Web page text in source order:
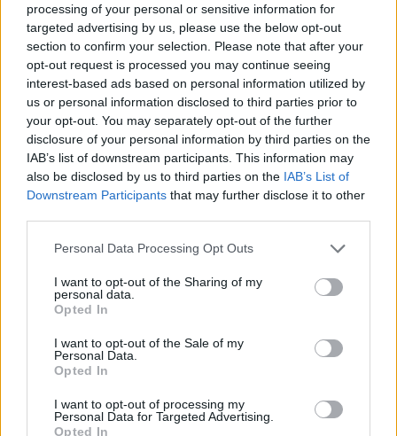
processing of your personal or sensitive information for
targeted advertising by us, please use the below opt-out
section to confirm your selection. Please note that after your
opt-out request is processed you may continue seeing
interest-based ads based on personal information utilized by
us or personal information disclosed to third parties prior to
your opt-out. You may separately opt-out of the further
disclosure of your personal information by third parties on the
IAB’s list of downstream participants. This information may
also be disclosed by us to third parties on the IAB’s List of
Downstream Participants that may further disclose it to other
Please note that this website/app uses one or more Google
not limited to your visit or usage behaviour. You may click to
grant or deny consent to Google and its third-party tags to
use your data for below specified purposes in below Google
consent section.
Personal Data Processing Opt Outs
I want to opt-out of the Sharing of my
personal data.
Opted In
I want to opt-out of the Sale of my
Personal Data.
Opted In
I want to opt-out of processing my
Personal Data for Targeted Advertising.
Opted In
Continua a leggere
FIERE E EVENTI
Eventi floreali agosto 2026: Taviano, Bosco Marengo
e Verbania
FIERE E EVENTI